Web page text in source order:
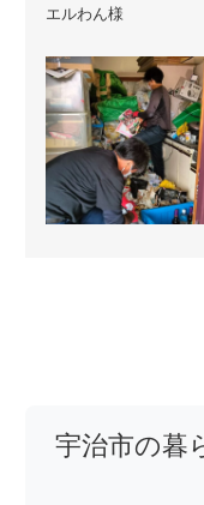
エルわん様
宇治市の暮